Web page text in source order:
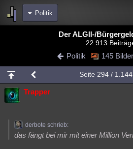
Politik
Diskussionen Blogs
Chat Wiki Neuigkeiten
meine Rubriken
Menschen
Natur Umfragen Unterhaltung
Der ALGII-/
22.913
Politik 145 Bilder
Seite 294/ 1.144
Trapper
derbote schrieb:
das fängt bei mir mit einer Million